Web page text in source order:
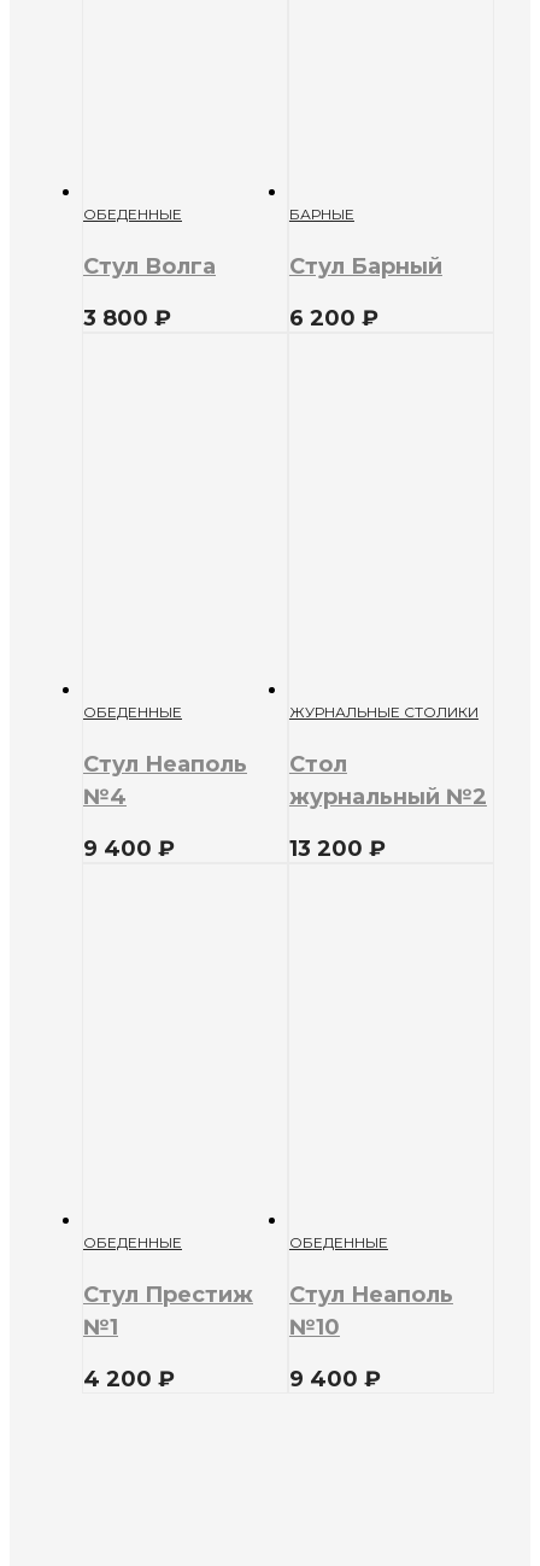
ОБЕДЕННЫЕ
Стул Волга
3 800 ₽
БАРНЫЕ
Стул Барный
6 200 ₽
ОБЕДЕННЫЕ
Стул Неаполь
№4
9 400 ₽
ЖУРНАЛЬНЫЕ СТОЛИКИ
Стол
журнальный №2
13 200 ₽
ОБЕДЕННЫЕ
Стул Престиж
№1
4 200 ₽
ОБЕДЕННЫЕ
Стул Неаполь
№10
9 400 ₽